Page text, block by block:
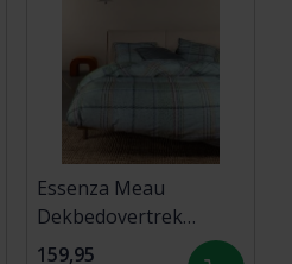
Essenza Meau
Dekbedovertrek
240x200/220 Basil
159,95